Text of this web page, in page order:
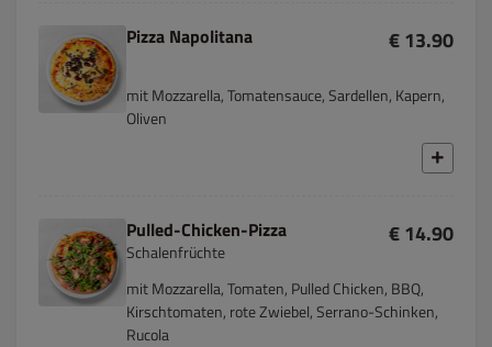
Pizza Napolitana € 13.90
mit Mozzarella, Tomatensauce, Sardellen, Kapern,
Oliven
Pulled-Chicken-Pizza
Schalenfrüchte
€ 14.90
mit Mozzarella, Tomaten, Pulled Chicken, BBQ,
Kirschtomaten, rote Zwiebel, Serrano-Schinken,
Rucola